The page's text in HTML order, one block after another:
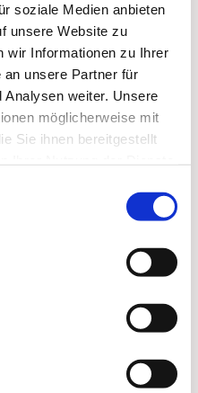
soziale Medien anbieten
unsere Website zu
wir Informationen zu Ihrer
an unsere Partner für
Analysen weiter. Unsere
möglicherweise mit
Sie ihnen bereitgestellt
der Villa
im Haus Beckhoff